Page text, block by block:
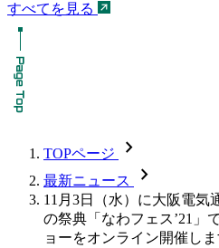
すべてを見る
TOPページ chevron_forward
最新ニュース chevron_forward
11月3日（水）に大阪電気
の祭典「なわフェス’21」
ョーをオンライン開催し